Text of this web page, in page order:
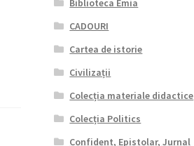
Biblioteca Emia
CADOURI
Cartea de istorie
Civilizații
Colecția materiale didactice
Colecția Politics
Confident, Epistolar, Jurnal